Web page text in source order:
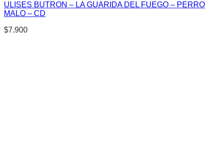
ULISES BUTRON – LA GUARIDA DEL FUEGO – PERRO
MALO – CD
$7.900